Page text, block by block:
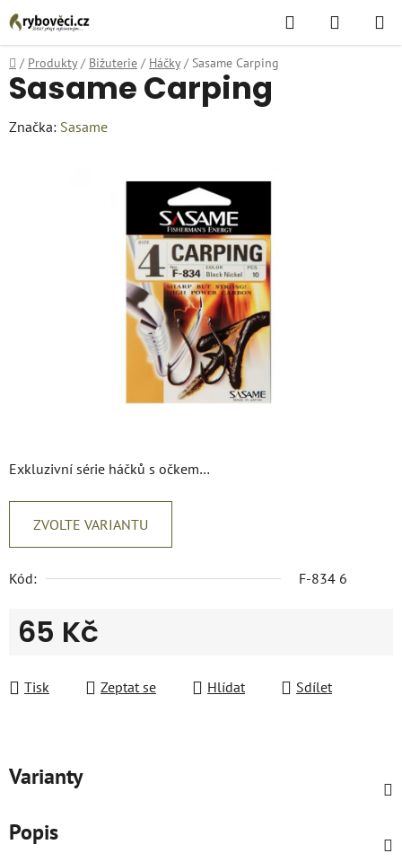
Přejít
na
obsah
Hledat
KOŠÍK
Domů
/ Produkty / Bižuterie / Háčky / Sasame Carping
Exkluzivní série háčků s očkem…
ZVOLTE VARIANTU
Kód: F-834 6
65 Kč
Tisk
Zeptat se Hlídat Sdílet
Sasame Carping
Značka: Sasame
Varianty
Popis